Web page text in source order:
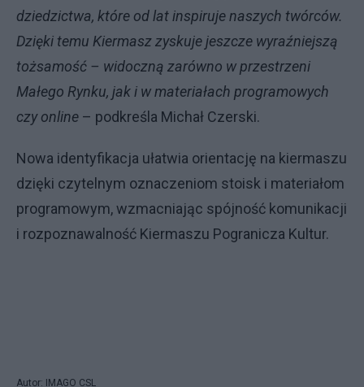
dziedzictwa, które od lat inspiruje naszych twórców.
Dzięki temu Kiermasz zyskuje jeszcze wyraźniejszą
tożsamość – widoczną zarówno w przestrzeni
Małego Rynku, jak i w materiałach programowych
czy online – podkreśla Michał Czerski.
Nowa identyfikacja ułatwia orientację na kiermaszu
dzięki czytelnym oznaczeniom stoisk i materiałom
programowym, wzmacniając spójność komunikacji
i rozpoznawalność Kiermaszu Pogranicza Kultur.
Autor: IMAGO CSL